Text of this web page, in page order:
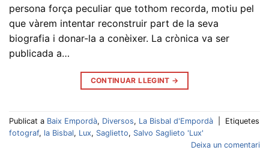
persona força peculiar que tothom recorda, motiu pel
que vàrem intentar reconstruir part de la seva
biografia i donar-la a conèixer. La crònica va ser
publicada a…
CONTINUAR LLEGINT →
Publicat a Baix Empordà, Diversos, La Bisbal d'Empordà
Etiquetes
fotograf, la Bisbal, Lux, Saglietto, Salvo Saglieto 'Lux'
Deixa un comentari